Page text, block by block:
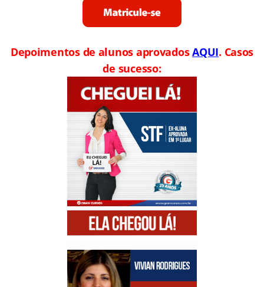
Depoimentos de alunos aprovadosAQUI. Casos
de sucesso: